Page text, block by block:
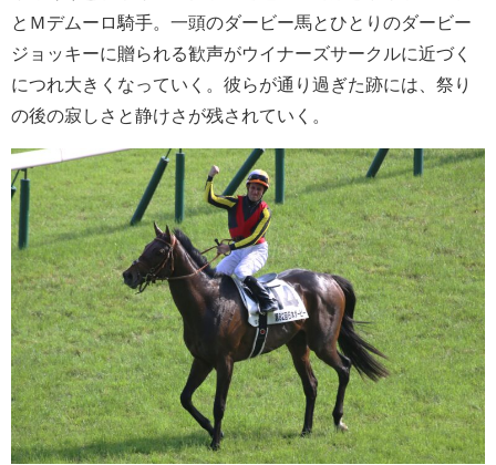
とＭデムーロ騎手。一頭のダービー馬とひとりのダービー
ジョッキーに贈られる歓声がウイナーズサークルに近づく
につれ大きくなっていく。彼らが通り過ぎた跡には、祭り
の後の寂しさと静けさが残されていく。